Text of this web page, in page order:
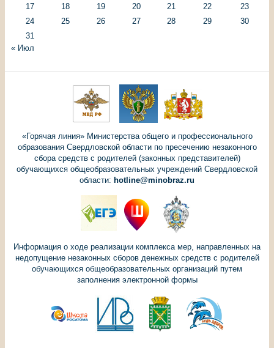
17
18 19 20 21 22
23
24
25 26 27 28 29
30
31
« Июл
«Горячая линия» Министерства общего и профессионального
образования Свердловской области по пресечению незаконного
сбора средств с родителей (законных представителей)
обучающихся общеобразовательных учреждений Свердловской
области: hotline@minobraz.ru
Информация о ходе реализации комплекса мер, направленных на
недопущение незаконных сборов денежных средств с родителей
обучающихся общеобразовательных организаций путем
заполнения электронной формы